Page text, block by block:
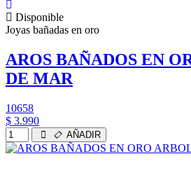
Disponible
Joyas bañadas en oro
AROS BAÑADOS EN
DE MAR
10658
$ 3.990
AÑADIR